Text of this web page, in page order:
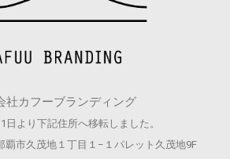
社カフーブランディング
日より下記住所へ移転しました。
覇市久茂地１丁目１−１パレット久茂地9F